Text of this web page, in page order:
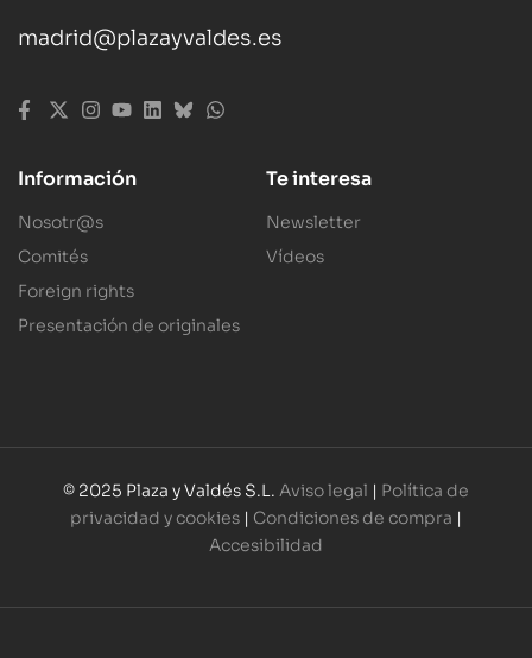
madrid@plazayvaldes.es
Información
Nosotr@s
Comités
Foreign rights
Presentación de originales
Te interesa
Newsletter
Vídeos
© 2025 Plaza y Valdés S.L. Aviso legal | Política de
privacidad y cookies | Condiciones de compra |
Accesibilidad